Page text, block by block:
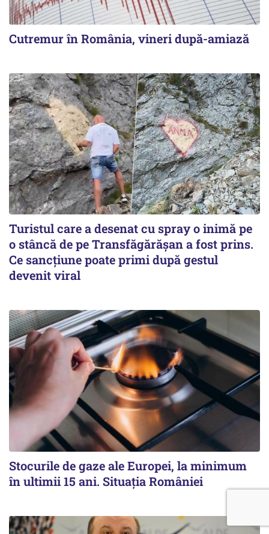
Cutremur în România, vineri după-amiază
Turistul care a desenat cu spray o inimă pe
o stâncă de pe Transfăgărășan a fost prins.
Ce sancțiune poate primi după gestul
devenit viral
Stocurile de gaze ale Europei, la minimum
în ultimii 15 ani. Situația României